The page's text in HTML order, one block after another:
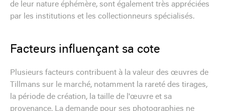
de leur nature éphémère, sont également très appréciées
par les institutions et les collectionneurs spécialisés.
Facteurs influençant sa cote
Plusieurs facteurs contribuent à la valeur des œuvres de
Tillmans sur le marché, notamment la rareté des tirages,
la période de création, la taille de l'œuvre et sa
provenance. La demande pour ses photographies ne